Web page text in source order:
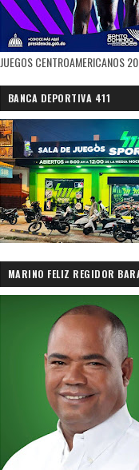
JUEGOS CENTROAMERICANOS
BANCA DEPORTIVA 411
MARINO FELIZ REGIDOR